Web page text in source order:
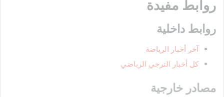
روابط مفيدة
روابط داخلية
آخر أخبار الرياضة
كل أخبار الترجي الرياضي
مصادر خارجية